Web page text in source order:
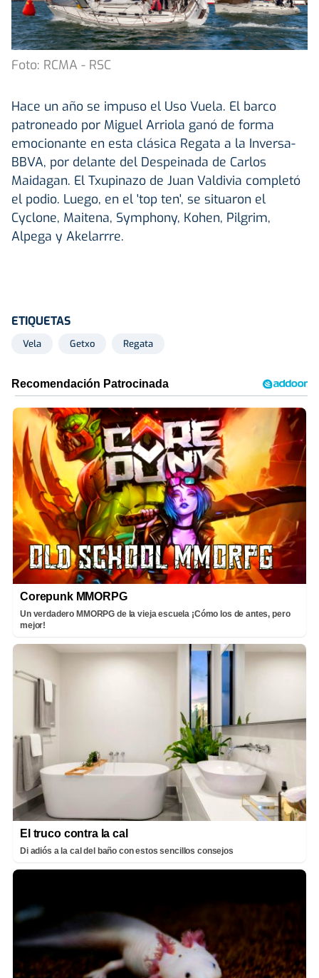
Foto: RCMA - RSC
Hace un año se impuso el Uso Vuela. El barco
patroneado por Miguel Arriola ganó de forma
emocionante en esta clásica Regata a la Inversa-
BBVA, por delante del Despeinada de Carlos
Maidagan. El Txupinazo de Juan Valdivia completó
el podio. Luego, en el 'top ten', se situaron el
Cyclone, Maitena, Symphony, Kohen, Pilgrim,
Alpega y Akelarrre.
ETIQUETAS
Vela Getxo Regata
Corepunk MMORPG
Un verdadero MMORPG de la vieja escuela ¡Cómo los de antes, pero
mejor!
El truco contra la cal
Di adiós a la cal del baño con estos sencillos consejos